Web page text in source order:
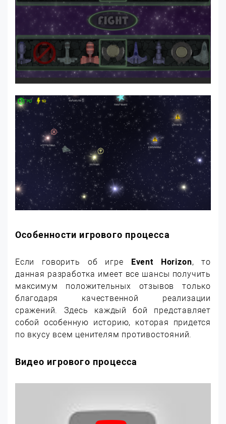
Особенности игрового процесса
Если говорить об игре Event Horizon, то
данная разработка имеет все шансы получить
максимум положительных отзывов только
благодаря качественной реализации
сражений. Здесь каждый бой представляет
собой особенную историю, которая придется
по вкусу всем ценителям противостояний.
Видео игрового процесса